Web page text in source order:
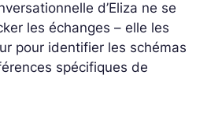
d’Eliza ne se
les échanges – elle les
pour identifier les schémas
spécifiques de